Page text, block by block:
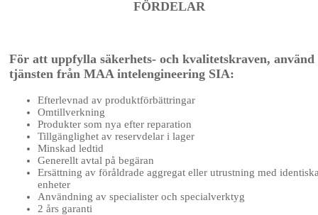
FÖRDELAR
För att uppfylla säkerhets- och kvalitetskraven, använd
tjänsten från MAA intelengineering SIA:
Efterlevnad av produktförbättringar
Omtillverkning
Produkter som nya efter reparation
Tillgänglighet av reservdelar i lager
Minskad ledtid
Generellt avtal på begäran
Ersättning av föråldrade aggregat eller utrustning med
enheter
Användning av specialister och specialverktyg
2 års garanti